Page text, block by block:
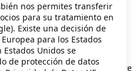
exception has occurred
the browser console for more
nos permites transferir
para su tratamiento en
Existe una decisión de
para los Estados
Unidos se
de protección de datos